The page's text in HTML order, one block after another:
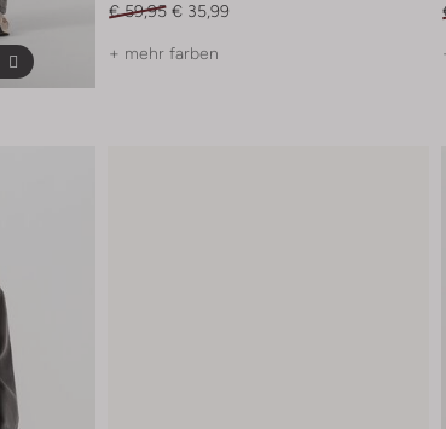
€ 59,95 € 35,99
+ mehr farben